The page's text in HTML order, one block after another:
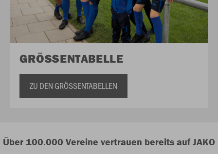
GRÖSSENTABELLE
ZU DEN GRÖSSENTABELLEN
Über 100.000 Vereine vertrauen bereits auf JAKO